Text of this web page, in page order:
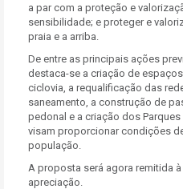
a par com a proteção e
sensibilidade; e proteger e
praia e a arriba.
De entre as principais ações
destaca-se a criação de
ciclovia, a requalificação das
saneamento, a construção de
pedonal e a criação dos
visam proporcionar condições
população.
A proposta será agora remitida
apreciação.